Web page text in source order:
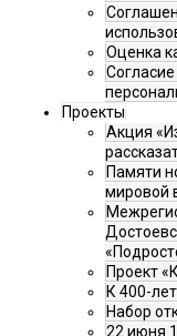
Оценка
Проекты
Акция
Памяти
мировой
Проект
К 400-
Набор
22 июня